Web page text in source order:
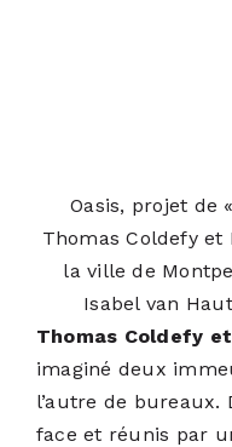
Oasis, projet de
Thomas Coldefy
la ville de
Isabel van
Thomas Coldefy
imaginé deux
l’autre de bureaux.
face et réunis par